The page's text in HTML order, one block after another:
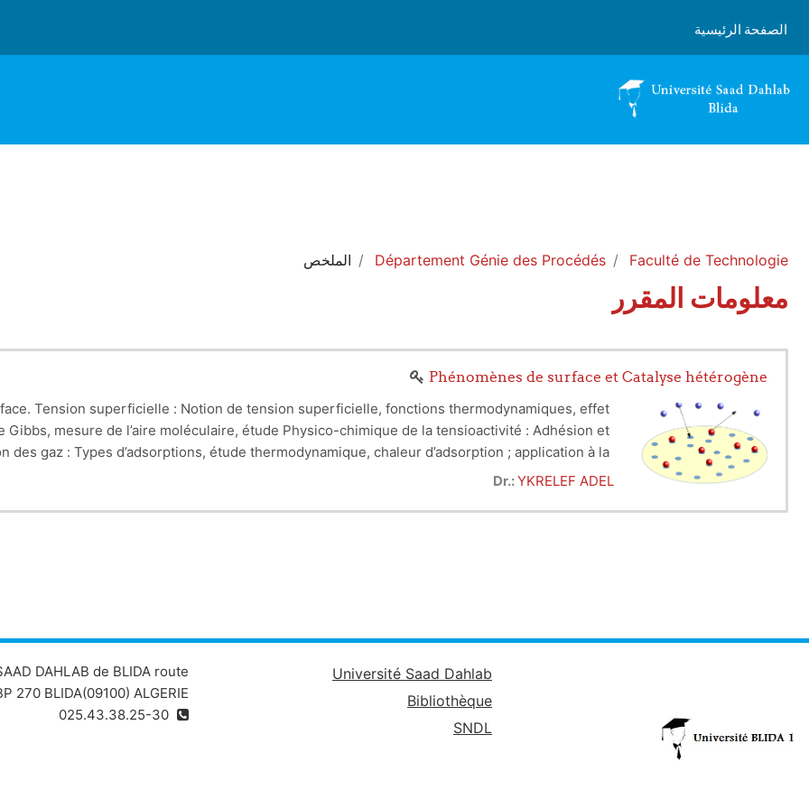
الصفحة الرئيسية
Faculté de Technologie
Département Génie des Procédés الملخص
معلومات المقرر
Phénomènes de surface et Catalyse hétérogène
Tension superficielle : Notion de tension superficielle, fonctions thermodynamiques, effet
mesure de l’aire moléculaire, étude Physico-chimique de la tensioactivité : Adhésion et
gaz : Types d’adsorptions, étude thermodynamique, chaleur d’adsorption ; application à la
des gaz : Modèles de Langmuir, Temkin, et Freundlich. Introduction et généralités
Cycle du cours - Premier cycle
Dr.:YKRELEF ADEL
Université Saad Dahlab
Bibliothèque
SNDL
DAHLAB de BLIDA route
270 BLIDA(09100) ALGERIE